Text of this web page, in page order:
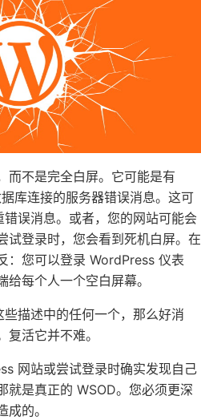
而不是完全白屏。它可能是有
库连接的服务器错误消息。这可
误消息。或者，您的网站可能会
试登录时，您会看到死机白屏。在
：您可以登录 WordPress 仪表
每个人一个空白屏幕。
描述中的任何一个，那么好消
活它并不难。
网站或尝试登录时确实发现自己
就是真正的 WSOD。您必须更深
的。